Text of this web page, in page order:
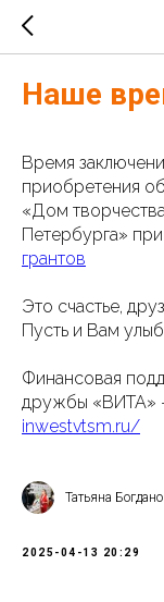
Наше
Время
приобретения
«Дом
Петербурга»
грантов
Это счастье,
Пусть и Вам
Финансовая
дружбы «ВИТА»
inwestvtsm.ru/
Татьяна
2025-04-13 20:29